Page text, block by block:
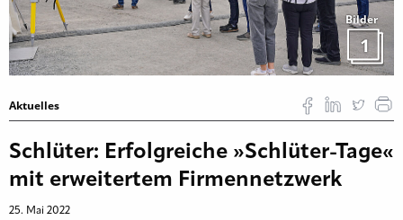
Bilder
1
Aktuelles
Schlüter: Erfolgreiche »Schlüter-Tage«
mit erweitertem Firmennetzwerk
25. Mai 2022